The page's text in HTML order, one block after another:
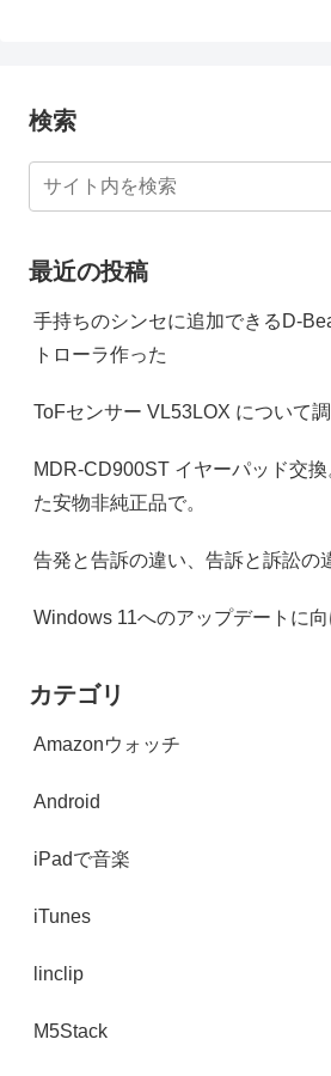
検索
最近の投稿
手持ちのシンセに追加できるD-
トローラ作った
ToFセンサー VL53LOX について
MDR-CD900ST イヤーパッド交
た安物非純正品で。
告発と告訴の違い、告訴と訴訟の
Windows 11へのアップデートに向
カテゴリ
Amazonウォッチ
Android
iPadで音楽
iTunes
linclip
M5Stack